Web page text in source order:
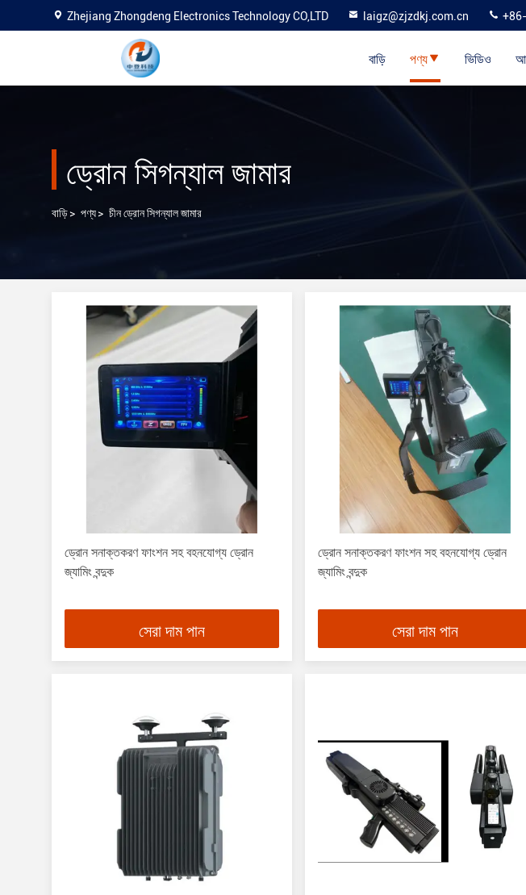
Zhejiang Zhongdeng Electronics Technology CO,LTD laigz@zjzdkj.com.cn
বাড়ি পণ্য ভিডিও
ড্রোন সিগন্যাল জামার
বাড়ি> পণ্য> চীন ড্রোন সিগন্যাল জামার
ড্রোন সনাক্তকরণ ফাংশন সহ বহনযোগ্য ড্রোন
জ্যামিং বন্দুক
সেরা দাম পান
ড্রোন সনাক্তকরণ ফাংশন সহ বহনযোগ্য ড্রোন
জ্যামিং বন্দুক
সেরা দাম পান